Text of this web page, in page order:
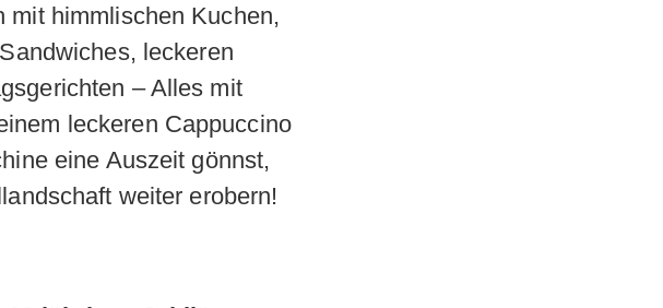
mit himmlischen Kuchen,
leckeren
– Alles mit
leckeren Cappuccino
eine Auszeit gönnst,
weiter erobern!